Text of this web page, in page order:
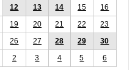
12 13 14 15
16
19 20 21 22
23
26 27 28 29
30
2 3 4 5 6